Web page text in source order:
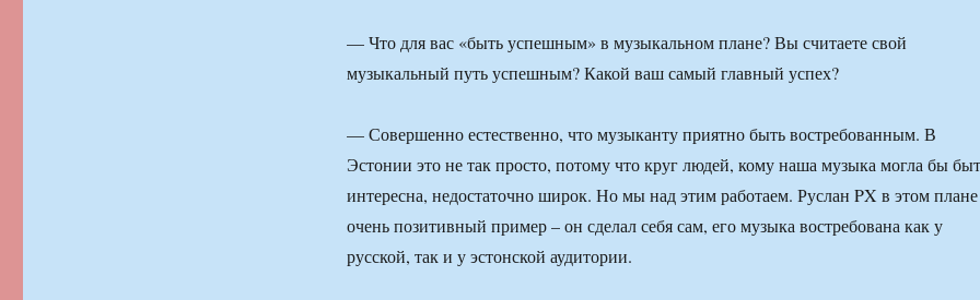
— Что для вас «быть успешным» в музыкальном плане? Вы считаете свой
музыкальный путь успешным? Какой ваш самый главный успех?
— Совершенно естественно, что музыканту приятно быть востребованным. В
Эстонии это не так просто, потому что круг людей, кому наша музыка могла бы
интересна, недостаточно широк. Но мы над этим работаем. Руслан PX в этом плане
очень позитивный пример – он сделал себя сам, его музыка востребована как у
русской, так и у эстонской аудитории.